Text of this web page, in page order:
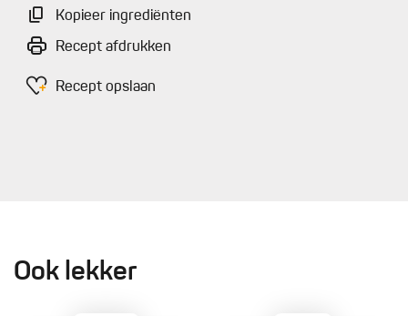
Kopieer ingrediënten
Recept afdrukken
Recept opslaan
Ook lekker